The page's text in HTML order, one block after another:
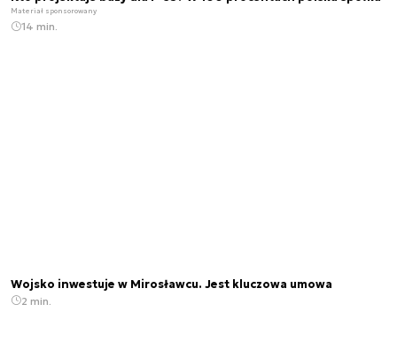
Materiał sponsorowany
14 min.
Wojsko inwestuje w Mirosławcu. Jest kluczowa umowa
2 min.